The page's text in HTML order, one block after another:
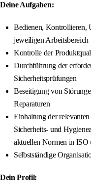
Deine Aufgaben:
Bedienen, Kontrollieren,
jeweiligen Arbeitsbereich
Kontrolle der
Durchführung der
Sicherheitsprüfungen
Beseitigung von
Reparaturen
Einhaltung der
Sicherheits- und
aktuellen Normen in
Selbstständige
Dein Profil: